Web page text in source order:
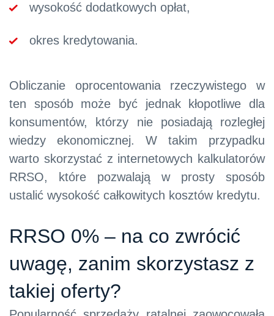
wysokość dodatkowych opłat,
okres kredytowania.
Obliczanie oprocentowania rzeczywistego w
ten sposób może być jednak kłopotliwe dla
konsumentów, którzy nie posiadają rozległej
wiedzy ekonomicznej. W takim przypadku
warto skorzystać z internetowych kalkulatorów
RRSO, które pozwalają w prosty sposób
ustalić wysokość całkowitych kosztów kredytu.
RRSO 0% – na co zwrócić
uwagę, zanim skorzystasz z
takiej oferty?